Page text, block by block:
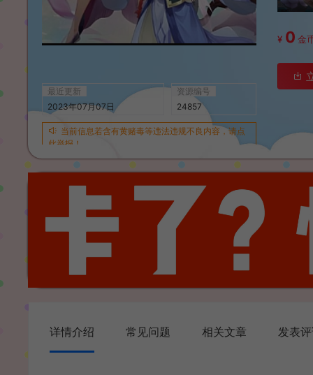
最近更新
2023年07月07日
资源编号
24857
当前信息若含有黄赌毒等违法违规不良内容，请点
此举报！
¥ 0 金
详情介绍 常见问题 相关文章 发表